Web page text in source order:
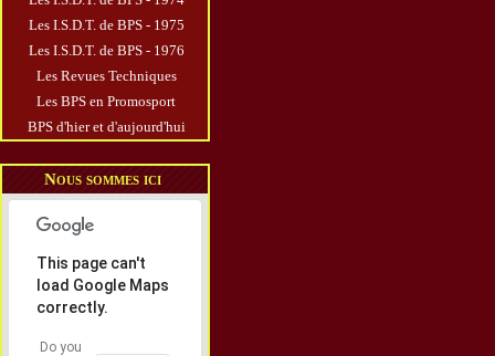
Les I.S.D.T. de BPS - 1975
Les I.S.D.T. de BPS - 1976
Les Revues Techniques
Les BPS en Promosport
BPS d'hier et d'aujourd'hui
Nous sommes ici
This page can't
load Google Maps
correctly.
Do you